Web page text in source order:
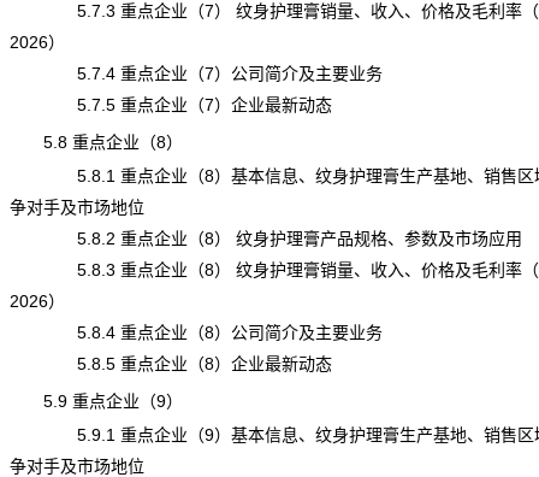
5.7.3 重点企业（7） 纹身护理膏销量、收入、价格及毛利率（
2026）
5.7.4 重点企业（7）公司简介及主要业务
5.7.5 重点企业（7）企业最新动态
5.8 重点企业（8）
5.8.1 重点企业（8）基本信息、纹身护理膏生产基地、销售区
争对手及市场地位
5.8.2 重点企业（8） 纹身护理膏产品规格、参数及市场应用
5.8.3 重点企业（8） 纹身护理膏销量、收入、价格及毛利率（
2026）
5.8.4 重点企业（8）公司简介及主要业务
5.8.5 重点企业（8）企业最新动态
5.9 重点企业（9）
5.9.1 重点企业（9）基本信息、纹身护理膏生产基地、销售区
争对手及市场地位